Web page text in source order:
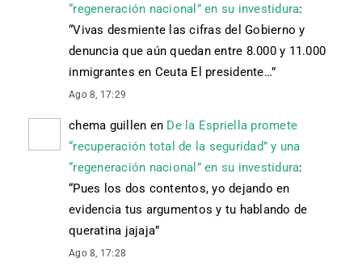
“regeneración nacional” en su investidura:
“Vivas desmiente las cifras del Gobierno y
denuncia que aún quedan entre 8.000 y 11.000
inmigrantes en Ceuta El presidente…”
Ago 8, 17:29
chema guillen en De la Espriella promete
“recuperación total de la seguridad” y una
“regeneración nacional” en su investidura:
“Pues los dos contentos, yo dejando en
evidencia tus argumentos y tu hablando de
queratina jajaja”
Ago 8, 17:28